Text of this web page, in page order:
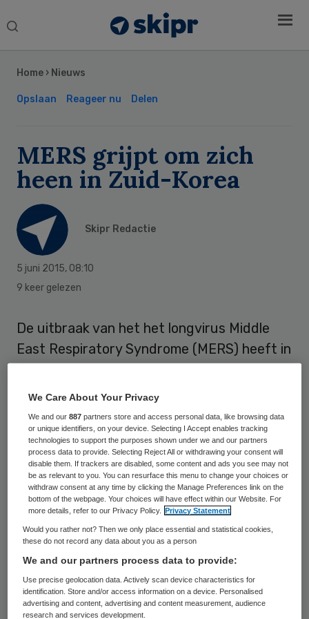
Search
Home › Nieuws
Opslaan Reageer nu Delen
MERS grijpt om zich
heen in Zuid-Korea
Skipr Redactie
5 juni 2015, 08:10
9 keer gelezen
De uitbraak van het het longvirus Middle
East Respiratory Syndrome (MERS) heeft in
leven gekost. Dat berichtten Zuid-
Koreaanse media vrijdag. Meer dan 1600
mensen zitten in quarantaine, maar dat
aantal neemt naar verwachting snel toe.
Zo bleek donderdag dat een met MERS
besmette arts in aanraking is gekomen met
meer dan 1000 mensen. Terwijl de man al
symptomen van het virus vertoonde,
bezocht hij volgens The Korea Herald drie
grote conferenties. De dokter had naar
eigen zeggen geen idee dat hij MERS had
Sidebar
We Care About Your Privacy
We and our887 partners store and access personal data, like browsing data
or unique identifiers, on your device. Selecting I Accept enables tracking
technologies to support the purposes shown under we and our partners
process data to provide. Selecting Reject All or withdrawing your consent will
disable them. If trackers are disabled, some content and ads you see may not
be as relevant to you. You can resurface this menu to change your choices or
withdraw consent at any time by clicking the Manage Preferences link on the
bottom of the webpage. Your choices will have effect within our Website. For
more details, refer to our Privacy Policy.
Privacy Statement
Would you rather not? Then we only place essential and statistical cookies,
these do not record any data about you as a person
We and our partners process data to provide:
Use precise geolocation data. Actively scan device characteristics for
identification. Store and/or access information on a device. Personalised
advertising and content, advertising and content measurement, audience
research and services development.